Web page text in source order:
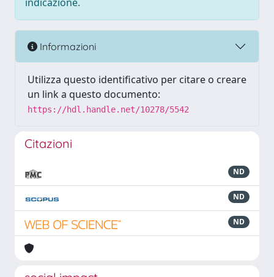
Informazioni
Utilizza questo identificativo per citare o creare
un link a questo documento:
https://hdl.handle.net/10278/5542
Citazioni
ND
ND
ND